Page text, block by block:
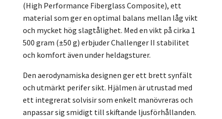
(High Performance Fiberglass Composite), ett
material som ger en optimal balans mellan låg vikt
och mycket hög slagtålighet. Med en vikt på cirka 1
500 gram (±50 g) erbjuder Challenger II stabilitet
och komfort även under heldagsturer.
Den aerodynamiska designen ger ett brett synfält
och utmärkt perifer sikt. Hjälmen är utrustad med
ett integrerat solvisir som enkelt manövreras och
anpassar sig smidigt till skiftande ljusförhållanden.